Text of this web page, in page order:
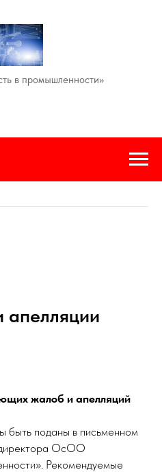
в промышленности»
жалоб и апелляций
быть поданы в письменном
директора ОсОО
Рекомендуемые